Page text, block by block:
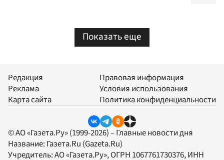
Показать еще
Редакция
Реклама
Карта сайта
Правовая информация
Условия использования
Политика конфиденциальности
© АО «Газета.Ру» (1999-2026) – Главные новости дня
Название: Газета.Ru (Gazeta.Ru)
Учредитель:АО «Газета.Ру», ОГРН 1067761730376, ИНН